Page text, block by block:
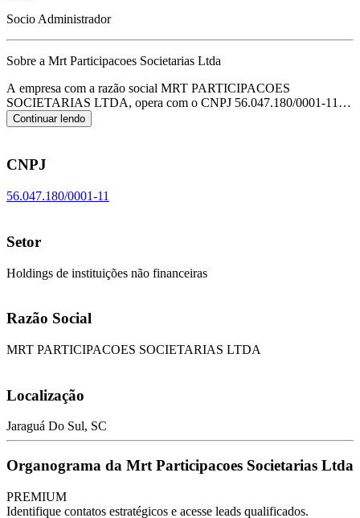
Socio Administrador
Sobre a Mrt Participacoes Societarias Ltda
A empresa com a razão social MRT PARTICIPACOES
SOCIETARIAS LTDA, opera com o CNPJ 56.047.180/0001-11 e
tem sua sede localizada em Jaragua do Sul/SC.
de atuação é de holdings de instituições não financeiras, de acordo
Continuar lendo
CNPJ
56.047.180/0001-11
Setor
Holdings de instituições não financeiras
Razão Social
MRT PARTICIPACOES SOCIETARIAS LTDA
Localização
Jaraguá Do Sul, SC
Organograma da Mrt Participacoes Societarias Ltda
PREMIUM
Identifique contatos estratégicos e acesse leads qualificados.